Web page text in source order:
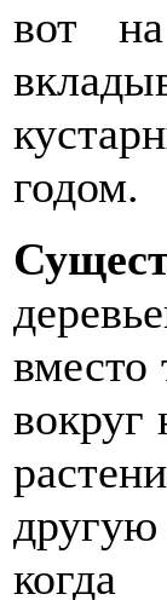
вот
годом.
вместо
когда